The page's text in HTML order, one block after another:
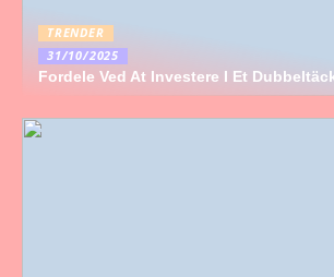
TRENDER
31/10/2025
Fordele Ved At Investere I Et